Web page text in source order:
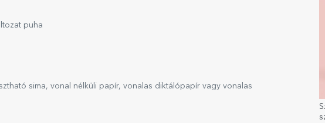
puha
sima, vonal nélküli papír, vonalas diktálópapír vagy vonalas